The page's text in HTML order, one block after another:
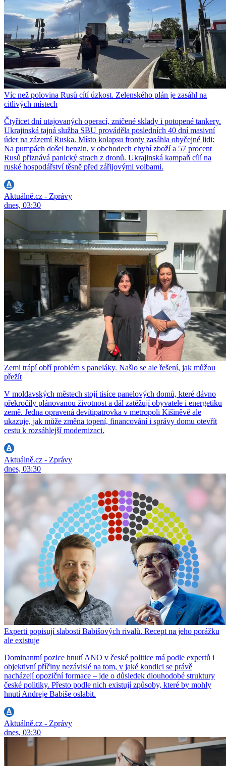
Víc než polovina Rusů cítí úzkost. Zelenského plán je zasáhl na
citlivých místech
Čtyřicet dní utajovaných operací, zničené sklady i potopené tankery.
Ukrajinská tajná služba SBU prováděla posledních 40 dní masivní
úder na zázemí Ruska. Místo kolapsu fronty zasáhla obyčejné lidi:
Na pumpách došel benzin, v obchodech chybí zboží a 57 procent
Rusů přiznává panický strach z dronů. Ukrajinská kampaň cílí na
ruské hospodářství těsně před zářijovými volbami.
Aktuálně.cz - Zprávy
dnes, 03:30
Zemi trápí obří problém s paneláky. Našlo se ale řešení, jak můžou
přežít
V moldavských městech stojí tisíce panelových domů, které dávno
překročily plánovanou životnost a dál zatěžují obyvatele i energetiku
země. Jedna opravená devítipatrovka v metropoli Kišiněvě ale
ukazuje, jak může změna topení, financování i správy domu otevřít
cestu k rozsáhlejší modernizaci.
Aktuálně.cz - Zprávy
dnes, 03:30
Experti popisují slabosti Babišových rivalů. Recept na jeho porážku
ale existuje
Dominantní pozice hnutí ANO v české politice má podle expertů i
objektivní příčiny nezávislé na tom, v jaké kondici se právě
nacházejí opoziční formace – jde o důsledek dlouhodobé struktury
české politiky. Přesto podle nich existují způsoby, které by mohly
hnutí Andreje Babiše oslabit.
Aktuálně.cz - Zprávy
dnes, 03:30